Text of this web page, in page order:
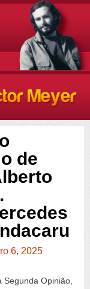
de
6, 2025
Segunda Opinião,